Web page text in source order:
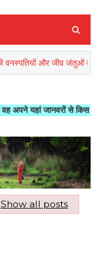
और जीव जंतुओं की
यहां जानवरों से किस तरह का
Show all posts